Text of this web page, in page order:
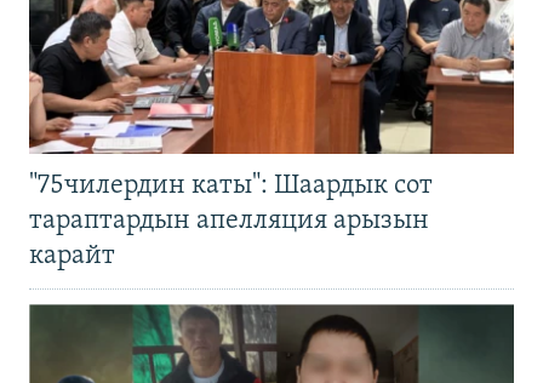
"75чилердин каты": Шаардык сот
тараптардын апелляция арызын
карайт